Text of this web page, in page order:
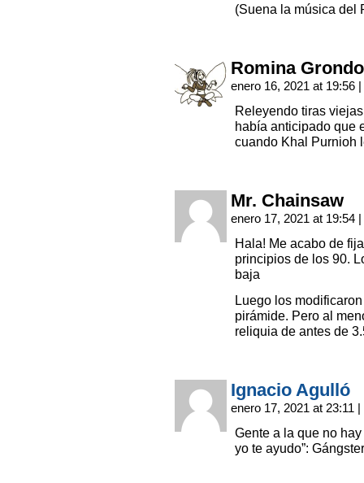
(Suena la música del
Romina
enero 16, 2021 at 19:56 |
Releyendo tiras
había anticipado que
cuando Khal Purnioh
Mr. Chainsaw
enero 17, 2021 at 19:54 |
Hala! Me acabo de
principios de los 90.
baja
Luego los
pirámide. Pero al
reliquia de antes de
Ignacio Agulló
enero 17, 2021 at 23:11 |
Gente a la que no
yo te ayudo”: